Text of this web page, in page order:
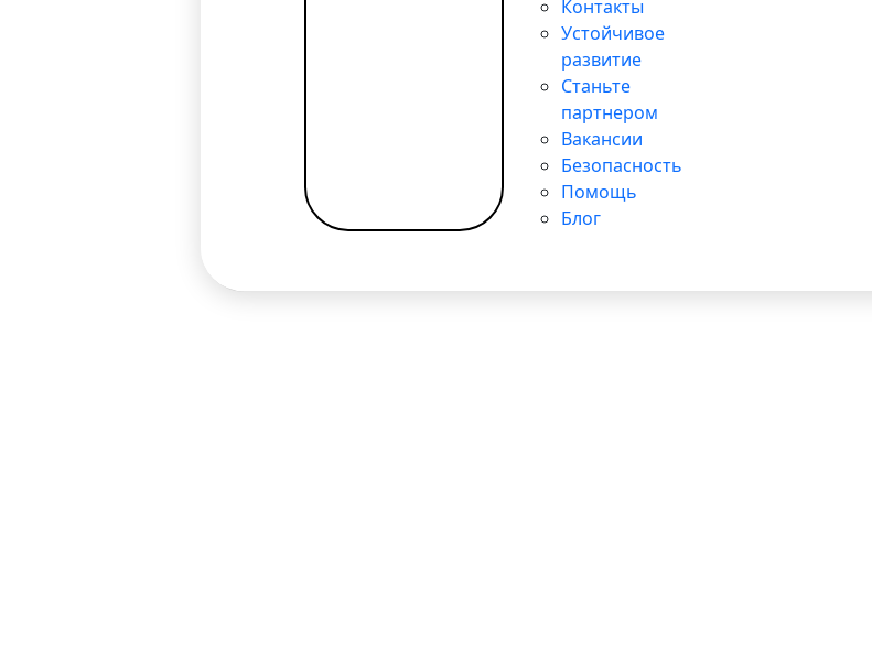
Контакты
Устойчивое
развитие
Станьте
партнером
Вакансии
Безопасность
Помощь
Блог